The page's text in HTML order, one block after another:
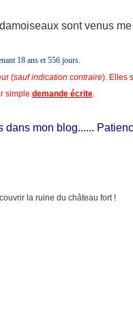
sont venus
18 ans et 556 jours.
(sauf indication contraire). Elles
simple demande écrite.
mon blog......